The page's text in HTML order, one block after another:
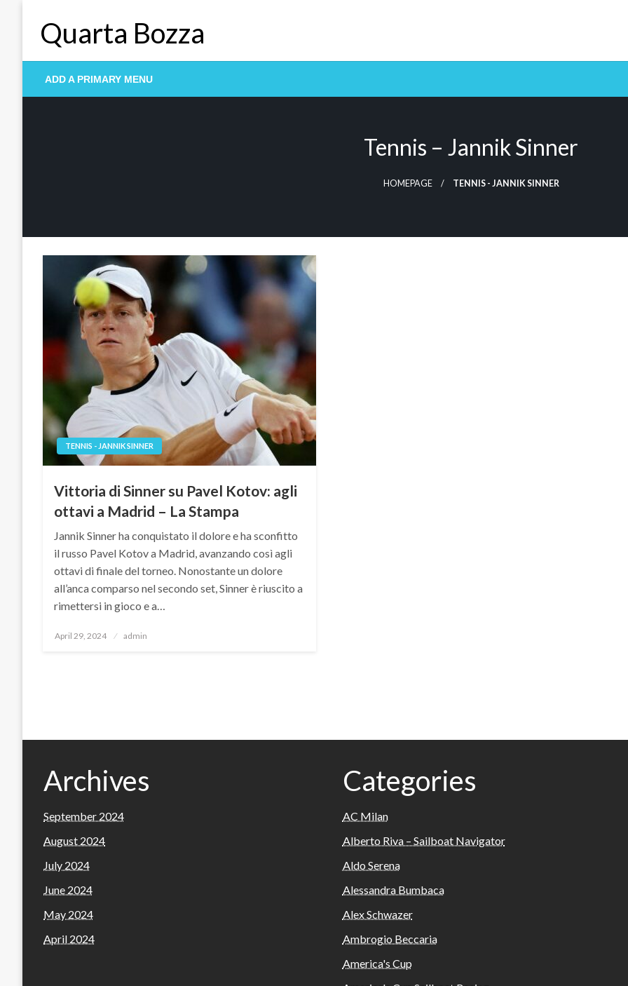
Quarta Bozza
ADD A PRIMARY MENU
Tennis – Jannik Sinner
HOMEPAGE TENNIS - JANNIK SINNER
TENNIS - JANNIK SINNER
Vittoria di Sinner su Pavel Kotov: agli
ottavi a Madrid – La Stampa
Jannik Sinner ha conquistato il dolore e ha sconfitto
il russo Pavel Kotov a Madrid, avanzando così agli
ottavi di finale del torneo. Nonostante un dolore
all’anca comparso nel secondo set, Sinner è riuscito a
rimettersi in gioco e a…
Posted
April 29, 2024 admin
Archives
September 2024
August 2024
July 2024
June 2024
May 2024
April 2024
Categories
AC Milan
Alberto Riva – Sailboat Navigator
Aldo Serena
Alessandra Bumbaca
Alex Schwazer
Ambrogio Beccaria
America's Cup